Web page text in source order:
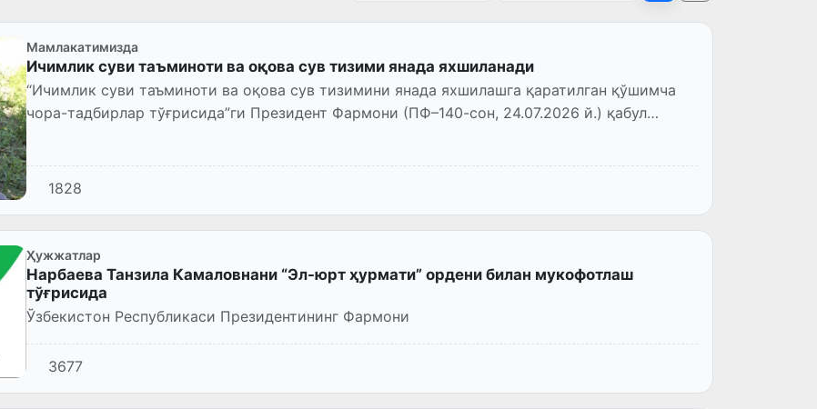
Мамлакатимизда
Ичимлик суви таъминоти ва оқова сув тизими янада яхшиланади
“Ичимлик суви таъминоти ва оқова сув тизимини янада яхшилашга қаратилган қўшимча
чора-тадбирлар тўғрисида”ги Президент Фармони (ПФ–140-сон, 24.07.2026 й.) қабул
1828
Ҳужжатлар
Нарбаева Танзила Камаловнани “Эл-юрт ҳурмати” ордени билан мукофотлаш
тўғрисида
Ўзбекистон Республикаси Президентининг Фармони
3677